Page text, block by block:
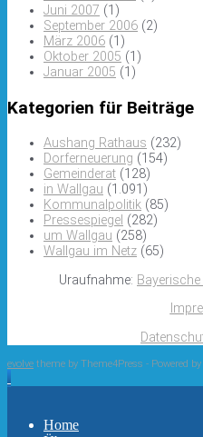
Juni 2007 (1)
September 2006 (2)
März 2006 (1)
Oktober 2005 (1)
Januar 2005 (1)
Kategorien für Beiträge
Aushang Rathaus (232)
Dorferneuerung (154)
Gemeinderat (128)
in Wallgau (1.091)
Kommunalpolitik (85)
Pressespiegel (282)
um Wallgau (258)
Wallgau im Netz (65)
Uraufnahme:
evolve theme by Theme4Press - Powered by
Home